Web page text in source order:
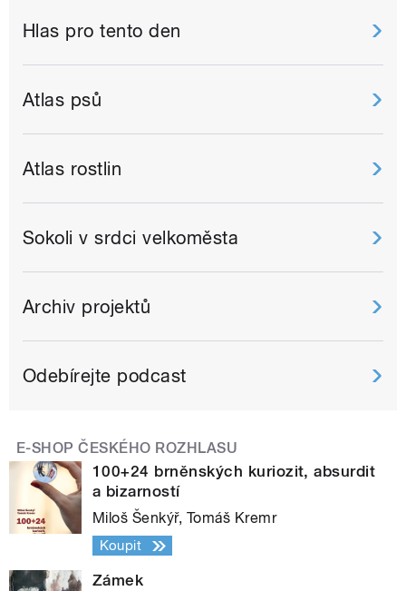
Hlas pro tento den
Atlas psů
Atlas rostlin
Sokoli v srdci velkoměsta
Archiv projektů
Odebírejte podcast
E-SHOP ČESKÉHO ROZHLASU
100+24 brněnských kuriozit, absurdit
a bizarností
Miloš Šenkýř, Tomáš Kremr
Koupit
Zámek